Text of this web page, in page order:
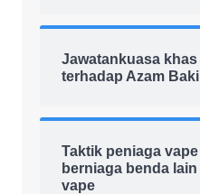
Jawatankuasa
terhadap Azam
Taktik peniaga
berniaga benda
vape